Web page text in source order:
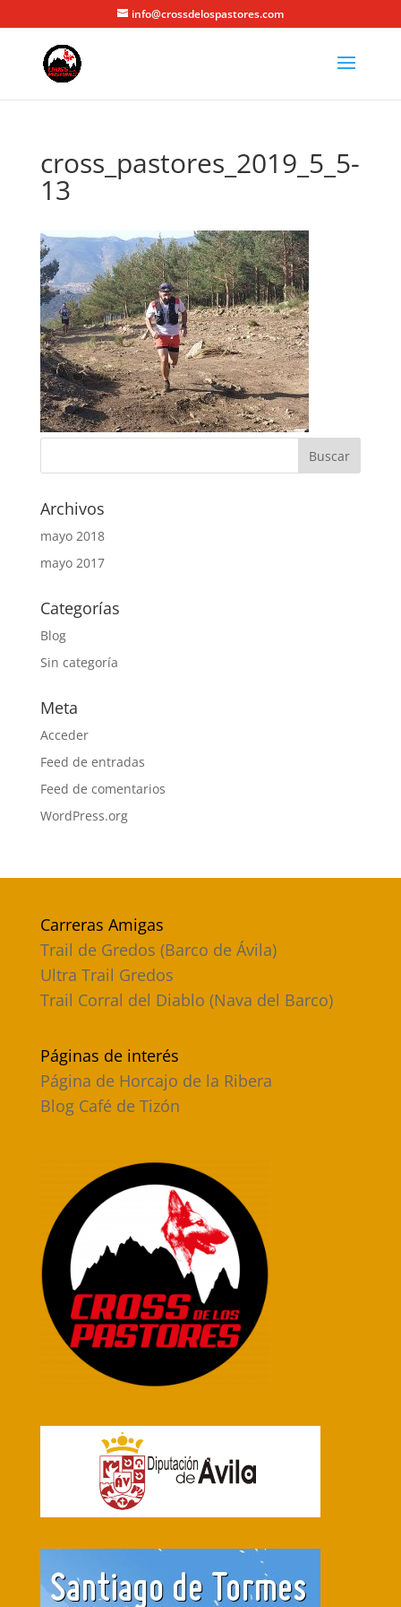
info@crossdelospastores.com
cross_pastores_2019_5_5-
13
Archivos
mayo 2018
mayo 2017
Categorías
Blog
Sin categoría
Meta
Acceder
Feed de entradas
Feed de comentarios
WordPress.org
Carreras Amigas
Trail de Gredos (Barco de Ávila)
Ultra Trail Gredos
Trail Corral del Diablo (Nava del Barco)
Páginas de interés
Página de Horcajo de la Ribera
Blog Café de Tizón